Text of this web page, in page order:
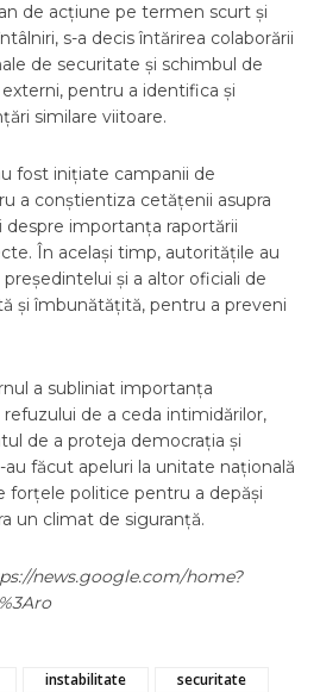
de acțiune pe termen scurt și
s-a decis întărirea colaborării
de securitate și schimbul de
pentru a identifica și
similare viitoare.
fost inițiate campanii de
a conștientiza cetățenii asupra
importanța raportării
În același timp, autoritățile au
și a altor oficiali de
și îmbunătățită, pentru a preveni
a subliniat importanța
de a ceda intimidărilor,
de a proteja democrația și
au făcut apeluri la unitate națională
forțele politice pentru a depăși
un climat de siguranță.
news.google.com/home?
instabilitate securitate